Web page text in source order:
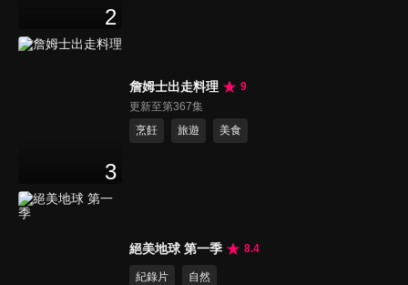
2
3
詹姆士出走料理
9
更新至第367集
烹飪
旅遊 美食
絕美地球 第一季 8.4
紀錄片 自然